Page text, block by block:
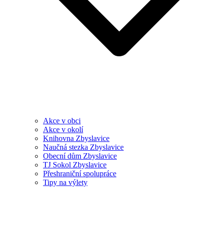
Akce v obci
Akce v okolí
Knihovna Zbyslavice
Naučná stezka Zbyslavice
Obecní dům Zbyslavice
TJ Sokol Zbyslavice
Přeshraniční spolupráce
Tipy na výlety